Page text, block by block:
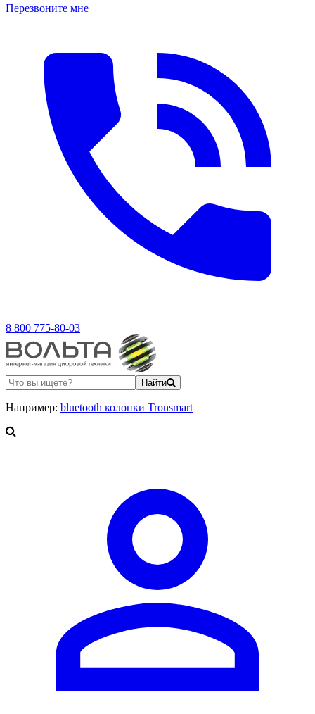
Перезвоните мне
8 800 775-80-03
Найти
Например: bluetooth колонки Tronsmart